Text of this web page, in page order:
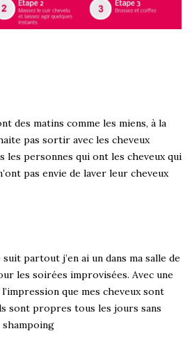
des matins comme les miens, à la
pas sortir avec les cheveux
les personnes qui ont les cheveux qui
pas envie de laver leur cheveux
partout j’en ai un dans ma salle de
les soirées improvisées. Avec une
que mes cheveux sont
sont propres tous les jours sans